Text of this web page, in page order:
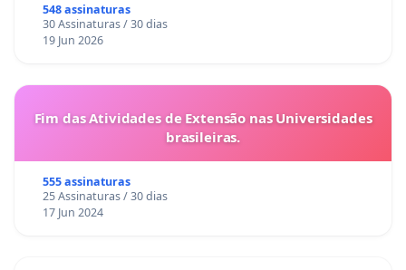
548 assinaturas
30 Assinaturas / 30 dias
19 Jun 2026
Fim das Atividades de Extensão nas Universidades
brasileiras.
555 assinaturas
25 Assinaturas / 30 dias
17 Jun 2024